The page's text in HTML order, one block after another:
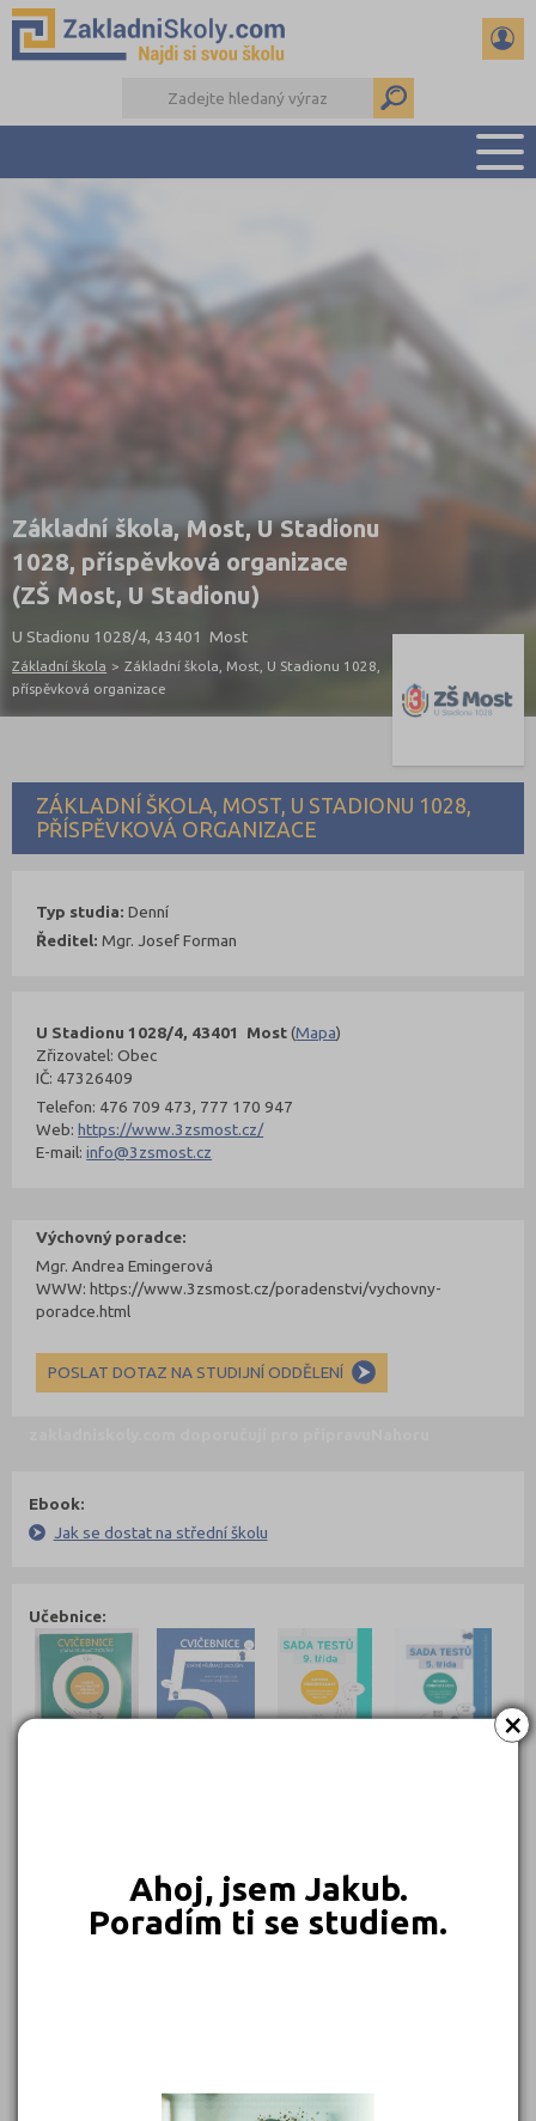
×
Ahoj, jsem Jakub.
Poradím ti se studiem.
PŘIJÍMAČKY NA SŠ
RADY A ČLÁNKY
ČTENÁŘSKÝ DENÍK
DALŠÍ DRUHY ŠKOL
Základní škola, Most, U Stadionu
1028, příspěvková organizace
(ZŠ Most, U Stadionu)
U Stadionu 1028/4, 43401 Most
Základní škola > Základní škola, Most, U Stadionu 1028,
příspěvková organizace
ZÁKLADNÍ ŠKOLA, MOST, U STADIONU 1028,
PŘÍSPĚVKOVÁ ORGANIZACE
U Stadionu 1028/4, 43401 Most(Mapa)
Zřizovatel: Obec
IČ: 47326409
Telefon: 476 709 473, 777 170 947
Web:https://www.3zsmost.cz/
E-mail:info@3zsmost.cz
Typ studia: Denní
Ředitel: Mgr. Josef Forman
Výchovný poradce:
Mgr. Andrea Emingerová
WWW: https://www.3zsmost.cz/poradenstvi/vychovny-
poradce.html
POSLAT DOTAZ NA STUDIJNÍ ODDĚLENÍ
Ebook:
Jak se dostat na střední školu
Učebnice: